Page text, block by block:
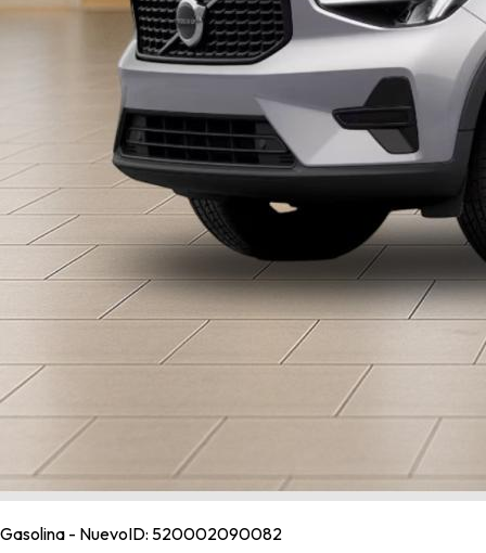
Gasolina - NuevoID: 520002090082